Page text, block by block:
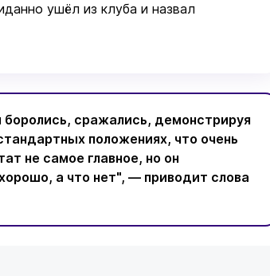
ушёл из клуба и назвал
сражались, демонстрируя
положениях, что очень
не самое главное, но он
а что нет", — приводит слова